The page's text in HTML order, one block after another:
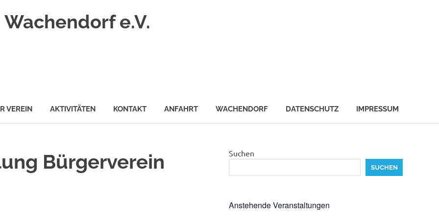
e.V.
VEREIN AKTIVITÄTEN KONTAKT ANFAHRT WACHENDORF DATENSCHUTZ IMPRESSUM
Bürgerverein
Suchen
SUCHEN
Anstehende Veranstaltungen